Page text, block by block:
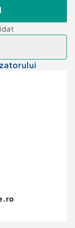
și lung
programarea